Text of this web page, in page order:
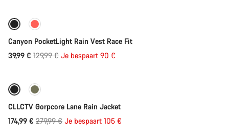
-69%
Canyon PocketLight Rain Vest Race Fit
39,99 € Originele
129,99 € Je bespaart 90 €
-38%
Direct toevoegen
CLLCTV Gorpcore Lane Rain Jacket
174,99 € Originele
279,99 € Je bespaart 105 €
Direct toevoegen